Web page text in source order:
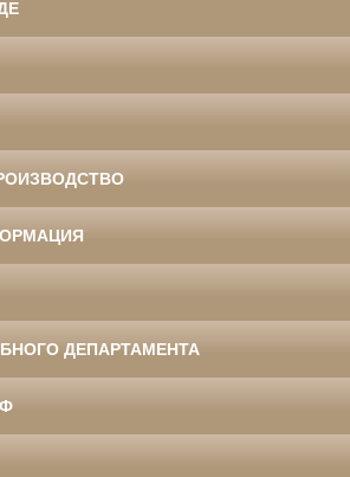
ДЕПАРТАМЕНТА